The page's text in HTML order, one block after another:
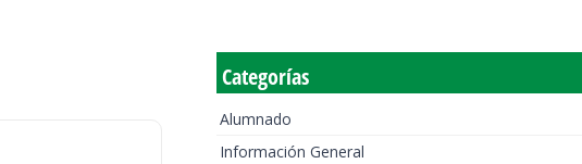
Categorías
Alumnado
Información General